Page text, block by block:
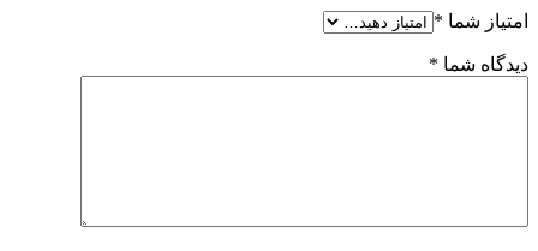
امتیاز شما *
دیدگاه شما *